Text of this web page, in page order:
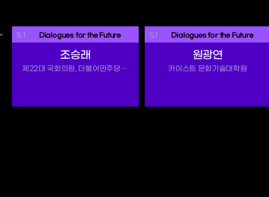
S.1 Dialogues for the Future
조승래
제22대 국회의원, 더불어민주당 사무총장
S.1 Dialogues for the Future
원광연
카이스트 문화기술대학원